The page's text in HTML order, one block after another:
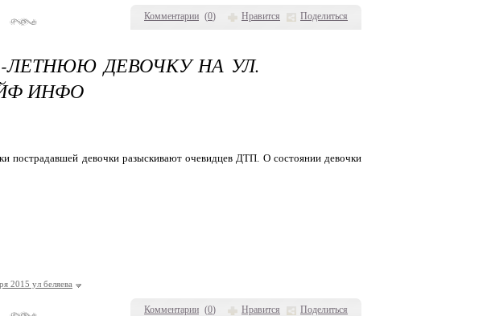
Комментарии (0) Нравится Поделиться
Комментарии (0) Нравится Поделиться
ЛЕТНЮЮ ДЕВОЧКУ НА УЛ.
ИНФО
пострадавшей девочки разыскивают очевидцев ДТП. О состоянии девочки
2015 ул беляева